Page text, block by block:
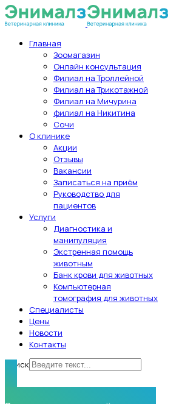
Главная
Зоомагазин
Онлайн консультация
Филиал на Троллейной
Филиал на Трикотажной
Филиал на Мичурина
филиал на Никитина
Сочи
О клинике
Акции
Отзывы
Вакансии
Записаться на приём
Руководство для
пациентов
Услуги
Диагностика и
манипуляция
Экстренная помощь
животным
Банк крови для животных
Компьютерная
томография для животных
Специалисты
Цены
Новости
Контакты
Поиск